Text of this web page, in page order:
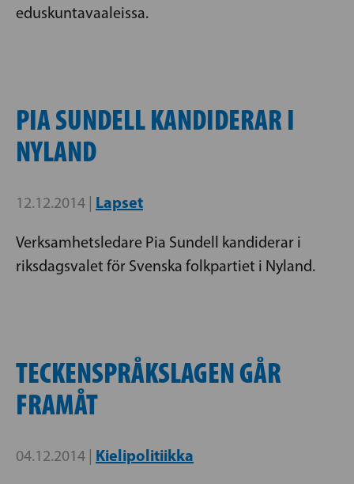
eduskuntavaaleissa.
PIA SUNDELL KANDIDERAR I
NYLAND
12.12.2014 | Lapset
Verksamhetsledare Pia Sundell kandiderar i
riksdagsvalet för Svenska folkpartiet i Nyland.
TECKENSPRÅKSLAGEN GÅR
FRAMÅT
04.12.2014 | Kielipolitiikka